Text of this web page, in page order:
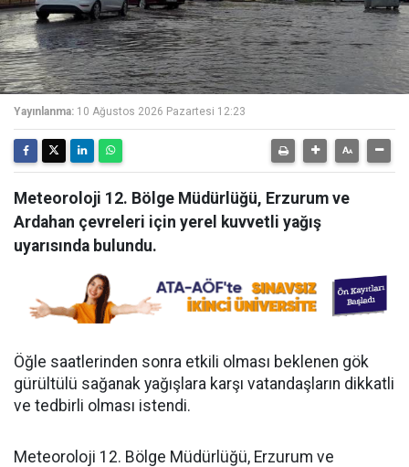
Yayınlanma: 10 Ağustos 2026 Pazartesi 12:23
Meteoroloji 12. Bölge Müdürlüğü, Erzurum ve
Ardahan çevreleri için yerel kuvvetli yağış
uyarısında bulundu.
Öğle saatlerinden sonra etkili olması beklenen gök
gürültülü sağanak yağışlara karşı vatandaşların dikkatli
ve tedbirli olması istendi.
Meteoroloji 12. Bölge Müdürlüğü, Erzurum ve